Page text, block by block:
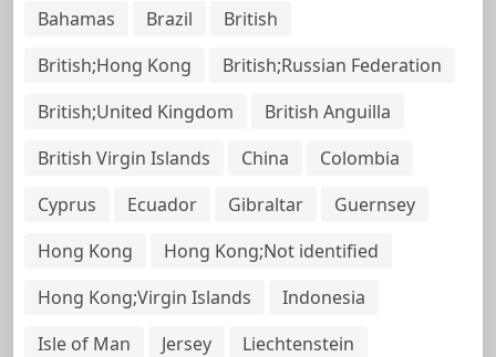
Bahamas Brazil
British
British;Hong Kong
British;Russian Federation
British;United Kingdom
British Anguilla
British Virgin Islands
China
Colombia
Cyprus
Ecuador Gibraltar
Guernsey
Hong Kong
Hong Kong;Not identified
Hong Kong;Virgin Islands
Indonesia
Isle of Man
Jersey
Liechtenstein